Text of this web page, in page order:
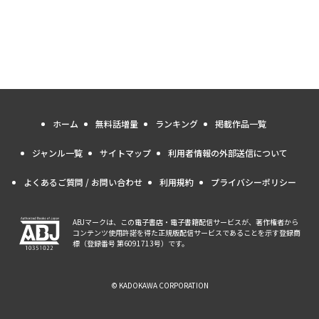
ホーム 無料話増量 ランキング 掲載作品一覧
ジャンル一覧 サイトマップ 利用者情報の外部送信について
よくあるご質問 / お問い合わせ 利用規約 プライバシーポリシー
ABJマークは、この電子書店・電子書籍配信サービスが、著作権者から
コンテンツ使用許諾を得た正規版配信サービスであることを示す登録商
標（登録番号 第6091713号）です。
© KADOKAWA CORPORATION